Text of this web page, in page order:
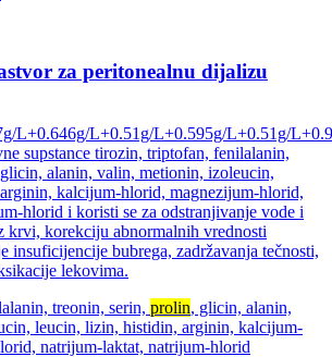
za peritonealnu dijalizu
L+0.646g/L+0.51g/L+0.595g/L+0.51g/
supstance tirozin, triptofan, fenilalanin,
alanin, valin, metionin, izoleucin,
kalcijum-hlorid, magnezijum-hlorid,
hlorid i koristi se za odstranjivanje vode i
krvi, korekciju abnormalnih vrednosti
insuficijencije bubrega, zadržavanja tečnosti,
lekovima.
treonin, serin, prolin, glicin, alanin,
leucin, lizin, histidin, arginin, kalcijum-
natrijum-laktat, natrijum-hlorid